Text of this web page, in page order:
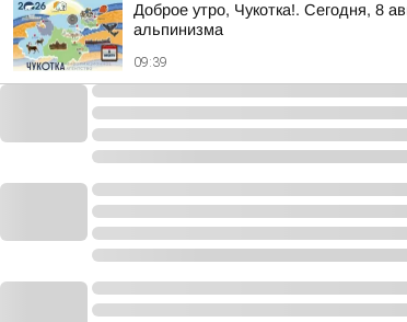
Доброе утро, Чукотка!. Сегодня, 8
альпинизма
09:39